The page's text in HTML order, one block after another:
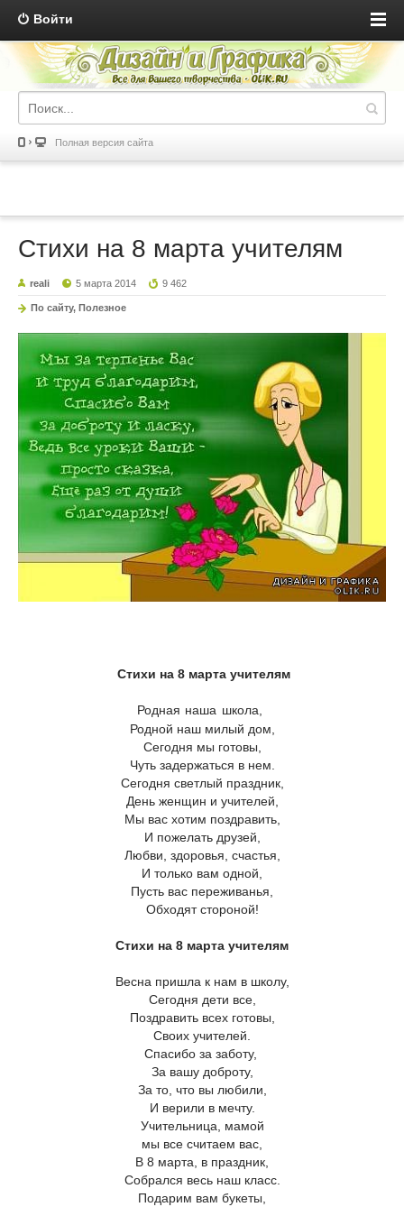
Войти
Полная версия сайта
Стихи на 8 марта учителям
reali 5 марта 2014 9 462
По сайту, Полезное
Стихи на 8 марта учителям
Родная наша школа,
Родной наш милый дом,
Сегодня мы готовы,
Чуть задержаться в нем.
Сегодня светлый праздник,
День женщин и учителей,
Мы вас хотим поздравить,
И пожелать друзей,
Любви, здоровья, счастья,
И только вам одной,
Пусть вас переживанья,
Обходят стороной!
Стихи на 8 марта учителям
Весна пришла к нам в школу,
Сегодня дети все,
Поздравить всех готовы,
Своих учителей.
Спасибо за заботу,
За вашу доброту,
За то, что вы любили,
И верили в мечту.
Учительница, мамой
мы все считаем вас,
В 8 марта, в праздник,
Собрался весь наш класс.
Подарим вам букеты,